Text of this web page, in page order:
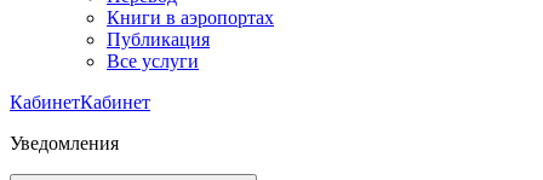
Книги в аэропортах
Публикация
Все услуги
КабинетКабинет
Уведомления